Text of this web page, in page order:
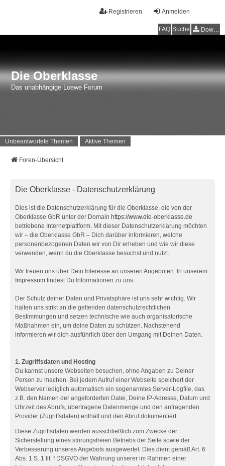
Anmelden
Registrieren
FAQ Suche Downloads
Die Oberklasse
Das unabhängige Loewe Forum
Unbeantwortete Themen Aktive Themen
Foren-Übersicht
Die Oberklasse - Datenschutzerklärung
Dies ist die Datenschutzerklärung für die Oberklasse, die von der
Oberklasse GbR unter der Domain https://www.die-oberklasse.de
betriebene Internetplattform. Mit dieser Datenschutzerklärung möchten
wir – die Oberklasse GbR – Dich darüber informieren, welche
personenbezogenen Daten wir von Dir erheben und wie wir diese
verwenden, wenn du die Oberklasse besuchst und nutzt.
Wir freuen uns über Dein Interesse an unseren Angeboten. In unserem
Impressum findest Du Informationen zu uns.
Der Schutz deiner Daten und Privatsphäre ist uns sehr wichtig. Wir
halten uns strikt an die geltenden datenschutzrechtlichen
Bestimmungen und setzen technische wie auch organisatorische
Maßnahmen ein, um deine Daten zu schützen. Nachstehend
informieren wir dich ausführlich über den Umgang mit Deinen Daten.
1. Zugriffsdaten und Hosting
Du kannst unsere Webseiten besuchen, ohne Angaben zu Deiner
Person zu machen. Bei jedem Aufruf einer Webseite speichert der
Webserver lediglich automatisch ein sogenanntes Server-Logfile, das
z.B. den Namen der angeforderten Datei, Deine IP-Adresse, Datum und
Uhrzeit des Abrufs, übertragene Datenmenge und den anfragenden
Provider (Zugriffsdaten) enthält und den Abruf dokumentiert.
Diese Zugriffsdaten werden ausschließlich zum Zwecke der
Sicherstellung eines störungsfreien Betriebs der Seite sowie der
Verbesserung unseres Angebots ausgewertet. Dies dient gemäß Art. 6
Abs. 1 S. 1 lit. f DSGVO der Wahrung unserer im Rahmen einer